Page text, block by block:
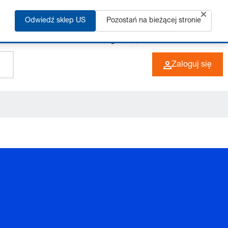
+49 (0) 6266 73-0 PL
Zaloguj się
Odwiedź sklep US Pozostań na bieżącej stronie